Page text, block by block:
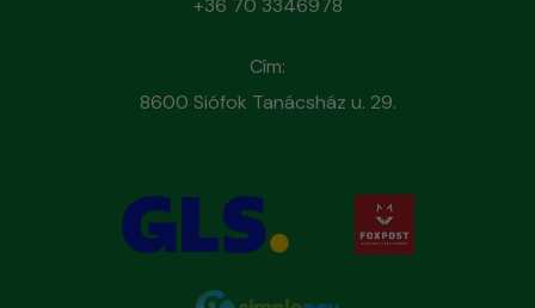
+36 70 3346978
Cím:
8600 Siófok Tanácsház u. 29.